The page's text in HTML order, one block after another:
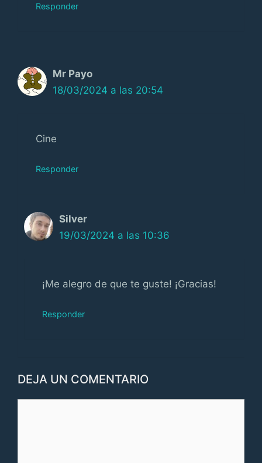
Responder
Mr Payo
18/03/2024 a las 20:54
Cine
Responder
Silver
19/03/2024 a las 10:36
¡Me alegro de que te guste! ¡Gracias!
Responder
DEJA UN COMENTARIO